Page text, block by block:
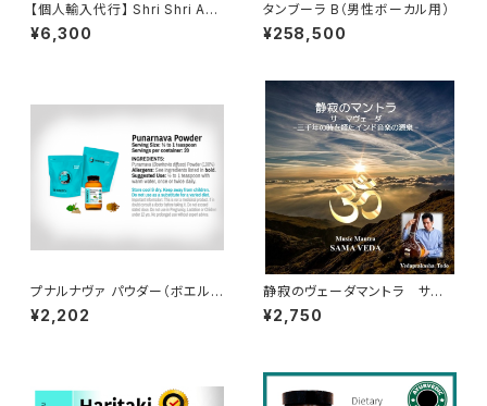
【個人輸入代行】 Shri Shri Ayu
rveda アヌ・タイラム（点鼻
オイル）10ml － 鼻・頭のスッキ
¥6,300
タンブーラ B（男性ボーカル用）
¥258,500
プナルナヴァ パウダー（ボエル
ハヴィア ディヒューサ）（100g）
Punarnava Powder (Boerh
¥2,202
静寂のヴェーダマントラ サー
マヴェーダ 三千年の時を超えた
インド音楽/声明の起源 Music
¥2,750